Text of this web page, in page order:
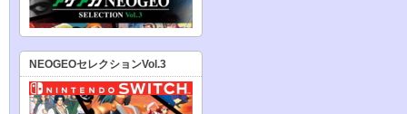
NEOGEOセレクションVol.3